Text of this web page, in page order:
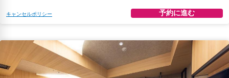
キャンセルポリシー 予約に進む